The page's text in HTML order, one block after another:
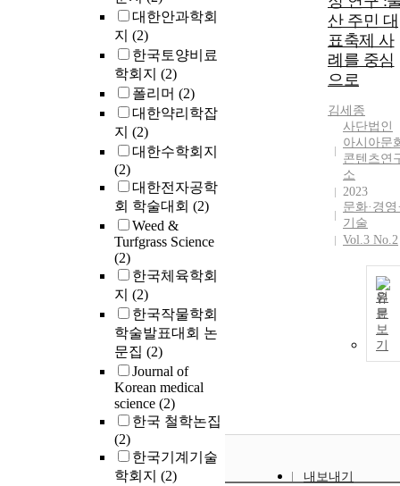
대한안과학회
지 (2)
한국토양비료
학회지 (2)
폴리머 (2)
대한약리학잡
지 (2)
대한수학회지
(2)
대한전자공학
회 학술대회 (2)
Weed &
Turfgrass Science
(2)
한국체육학회
지 (2)
한국작물학회
학술발표대회 논
문집 (2)
Journal of
Korean medical
science (2)
한국 철학논집
(2)
한국기계기술
학회지 (2)
산 주민 대
표축제 사
례를 중심
으로
김세종
사단법인
아시아문
콘텐츠연
소
2023
문화·경영
기술
Vol.3 No.2
원
문
보
기
내보내기